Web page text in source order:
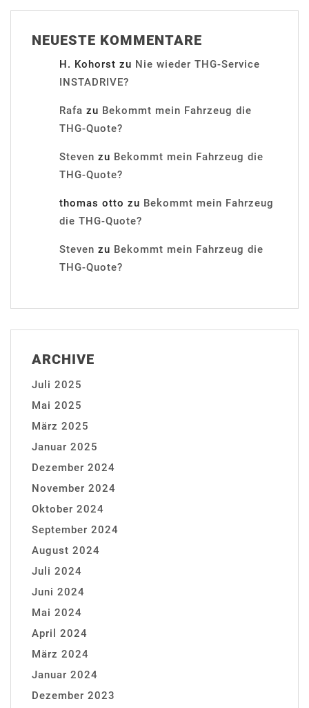
NEUESTE KOMMENTARE
H. Kohorst zu Nie wieder THG-Service
INSTADRIVE?
Rafa zu Bekommt mein Fahrzeug die
THG-Quote?
Steven zu Bekommt mein Fahrzeug die
THG-Quote?
thomas otto zu Bekommt mein Fahrzeug
die THG-Quote?
Steven zu Bekommt mein Fahrzeug die
THG-Quote?
ARCHIVE
Juli 2025
Mai 2025
März 2025
Januar 2025
Dezember 2024
November 2024
Oktober 2024
September 2024
August 2024
Juli 2024
Juni 2024
Mai 2024
April 2024
März 2024
Januar 2024
Dezember 2023